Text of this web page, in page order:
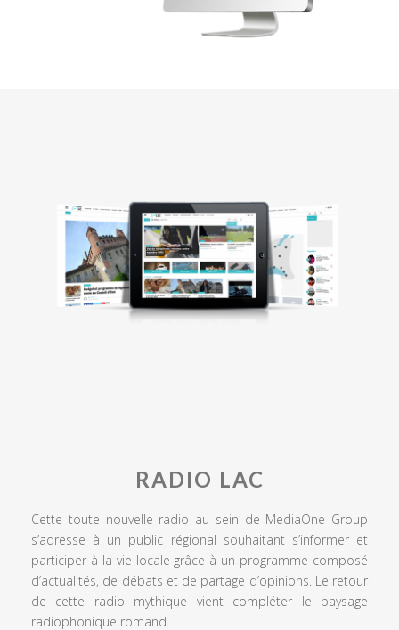
RADIO LAC
Cette toute nouvelle radio au sein de MediaOne Group
s’adresse à un public régional souhaitant s’informer et
participer à la vie locale grâce à un programme composé
d’actualités, de débats et de partage d’opinions. Le retour
de cette radio mythique vient compléter le paysage
radiophonique romand.